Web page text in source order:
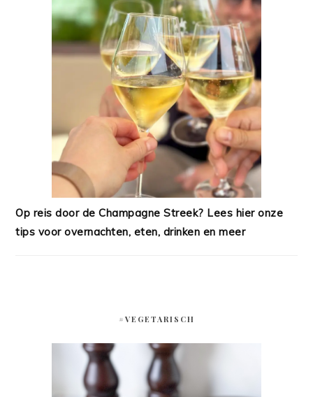
Op reis door de Champagne Streek? Lees hier onze
tips voor overnachten, eten, drinken en meer
#VEGETARISCH